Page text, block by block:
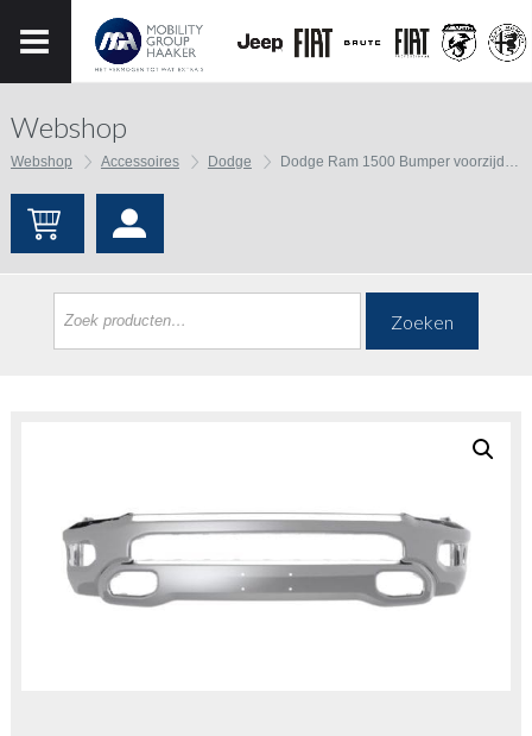
Webshop
Webshop Accessoires Dodge Dodge Ram 1500 Bumper voorzijde Mopar Chrome
Zoeken